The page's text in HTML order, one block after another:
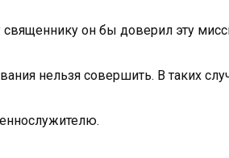
священнику он бы доверил эту
нельзя совершить. В таких